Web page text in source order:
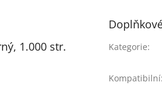
1.000 str.
Kategorie:
Kompatibilní: